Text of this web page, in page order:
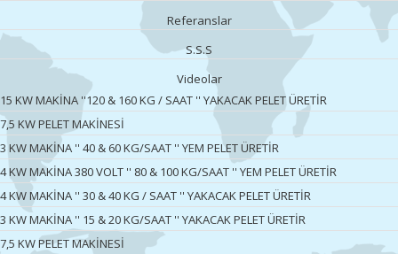
Referanslar
S.S.S
Videolar
15 KW MAKİNA ''120 & 160 KG / SAAT '' YAKACAK PELET ÜRETİR
7,5 KW PELET MAKİNESİ
3 KW MAKİNA '' 40 & 60 KG/SAAT '' YEM PELET ÜRETİR
4 KW MAKİNA 380 VOLT '' 80 & 100 KG/SAAT '' YEM PELET ÜRETİR
4 KW MAKİNA '' 30 & 40 KG / SAAT '' YAKACAK PELET ÜRETİR
3 KW MAKİNA '' 15 & 20 KG/SAAT '' YAKACAK PELET ÜRETİR
7,5 KW PELET MAKİNESİ